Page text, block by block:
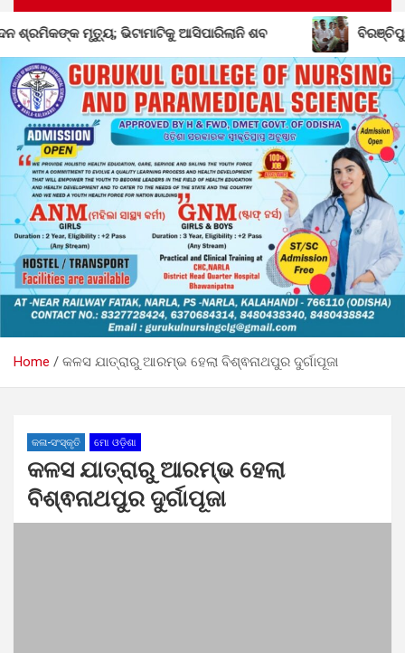
ଭିଟାମାଟିକୁ ଆସିପାରିଲାନି ଶବ ବିରଞ୍ଚିପୁର
Home କଳସ ଯାତ୍ରାରୁ ଆରମ୍ଭ ହେଲା ବିଶ୍ଵନାଥପୁର ଦୁର୍ଗାପୂଜା
କଳା-ସଂସ୍କୃତି ମୋ ଓଡ଼ିଶା
କଳସ ଯାତ୍ରାରୁ ଆରମ୍ଭ ହେଲା
ବିଶ୍ଵନାଥପୁର ଦୁର୍ଗାପୂଜା